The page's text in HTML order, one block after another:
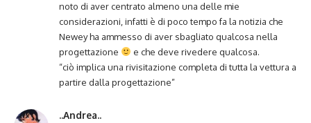
noto di aver centrato almeno una delle mie
considerazioni, infatti è di poco tempo fa la notizia che
Newey ha ammesso di aver sbagliato qualcosa nella
progettazione
e che deve rivedere qualcosa.
“ciò implica una rivisitazione completa di tutta la vettura a
partire dalla progettazione”
..Andrea..